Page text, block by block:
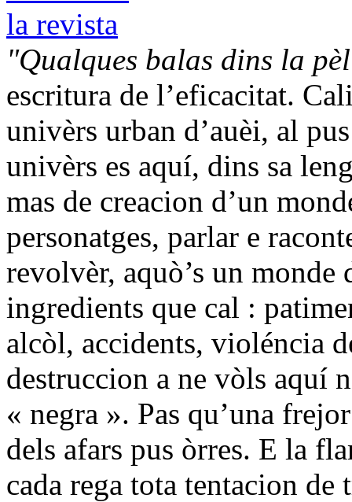
"Qualques balas dins la pèl
escritura de l’eficacitat.
univèrs urban d’auèi, al
univèrs es aquí, dins sa
mas de creacion d’un
personatges, parlar e
revolvèr, aquò’s un monde
ingredients que cal :
alcòl, accidents, violéncia
destruccion a ne vòls aquí
« negra ». Pas qu’una
dels afars pus òrres. E la
cada rega tota tentacion de